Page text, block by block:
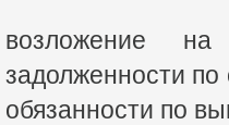
возложение
задолженности
обязанности по